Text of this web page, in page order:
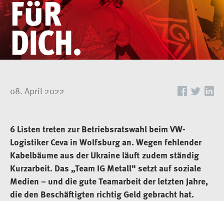
08. April 2022
6 Listen treten zur Betriebsratswahl beim VW-
Logistiker Ceva in Wolfsburg an. Wegen fehlender
Kabelbäume aus der Ukraine läuft zudem ständig
Kurzarbeit. Das „Team IG Metall“ setzt auf soziale
Medien – und die gute Teamarbeit der letzten Jahre,
die den Beschäftigten richtig Geld gebracht hat.